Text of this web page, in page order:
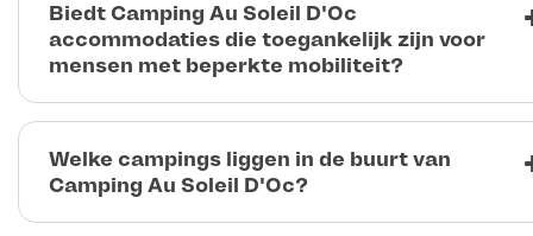
Biedt Camping Au Soleil D'Oc
accommodaties die toegankelijk zijn voor
mensen met beperkte mobiliteit?
Welke campings liggen in de buurt van
Camping Au Soleil D'Oc?